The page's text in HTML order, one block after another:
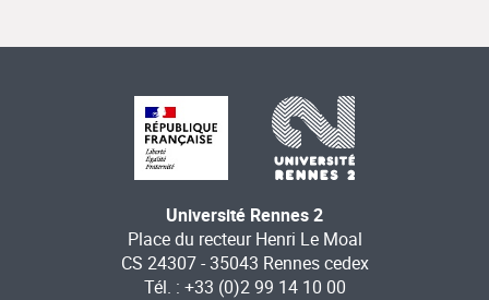
Université Rennes 2
Place du recteur Henri Le Moal
CS 24307 - 35043 Rennes cedex
Tél. : +33 (0)2 99 14 10 00